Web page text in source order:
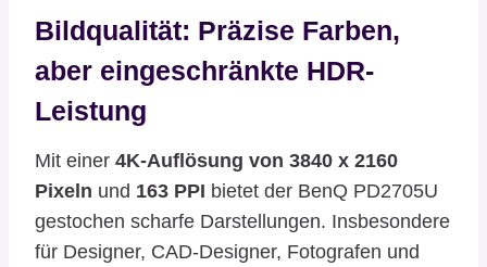
Bildqualität: Präzise Farben,
aber eingeschränkte HDR-
Leistung
Mit einer 4K-Auflösung von 3840 x 2160
Pixeln und 163 PPI bietet der BenQ PD2705U
gestochen scharfe Darstellungen. Insbesondere
für Designer, CAD-Designer, Fotografen und